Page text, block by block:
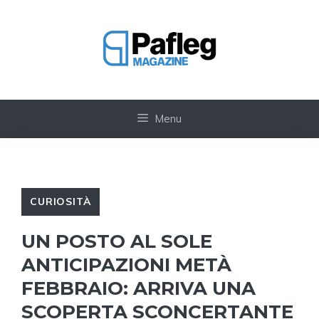
Menu
CURIOSITÀ
UN POSTO AL SOLE
ANTICIPAZIONI METÀ
FEBBRAIO: ARRIVA UNA
SCOPERTA SCONCERTANTE